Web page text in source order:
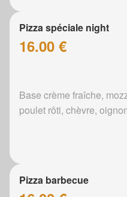
Pizza spéciale night
16.00 €
Base crème fraîche,
poulet rôti, chèvre,
Pizza barbecue